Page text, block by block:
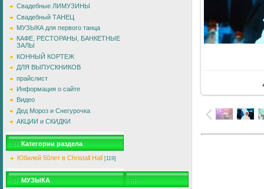
Свадебные ЛИМУЗИНЫ
Свадебный ТАНЕЦ
МУЗЫКА для первого танца
КАФЕ, РЕСТОРАНЫ, БАНКЕТНЫЕ
ЗАЛЫ
КОННЫЙ КОРТЕЖ
ДЛЯ ВЫПУСКНИКОВ
прайслист
Информация о сайте
Видео
Дед Мороз и Снегурочка
АКЦИИ и СКИДКИ
Категории раздела
Юбилей 50лет в Christall Hall [119]
МУЗЫКА